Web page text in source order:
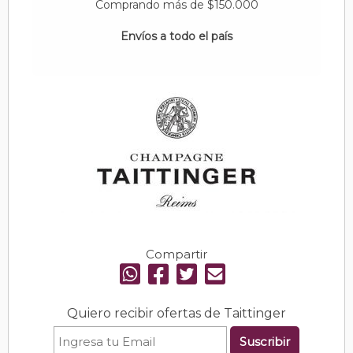
Comprando más de $150.000
Envíos a todo el país
Compartir
Quiero recibir ofertas de Taittinger
Suscribir